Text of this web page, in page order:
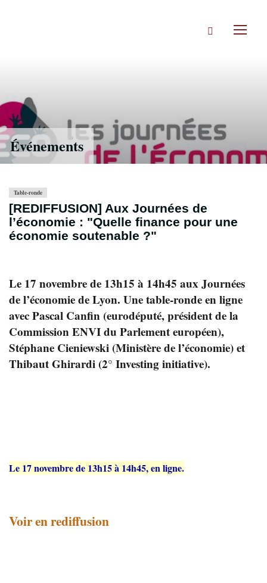
Rechercher
Événements
Table-ronde
[REDIFFUSION] Aux Journées de
l’économie : "Quelle finance pour une
économie soutenable ?"
Le 17 novembre de 13h15 à 14h45 aux Journées
de l’économie de Lyon. Une table-ronde en ligne
avec Pascal Canfin (eurodéputé, président de la
Commission ENVI du Parlement européen),
Stéphane Cieniewski (Ministère de l’économie) et
Thibaut Ghirardi (2° Investing initiative).
Le 17 novembre de 13h15 à 14h45, en ligne.
Voir en rediffusion